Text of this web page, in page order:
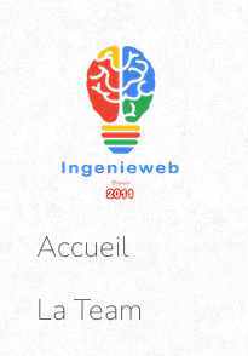
Accueil
La Team